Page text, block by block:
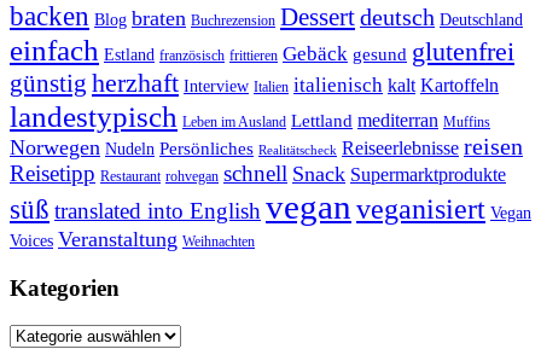
backen Blog braten Buchrezension Dessertdeutsch Deutschland
einfach Estland französisch frittieren Gebäck gesund glutenfrei
günstig herzhaft Interview Italien italienisch kalt Kartoffeln
landestypisch Leben im Ausland Lettland mediterran Muffins
Norwegen Nudeln Persönliches Realitätscheck Reiseerlebnisse reisen
Reisetipp Restaurant rohvegan schnell Snack Supermarktprodukte
süß translated into Englishveganveganisiert Vegan
Voices Veranstaltung Weihnachten
Kategorien
Kategorien